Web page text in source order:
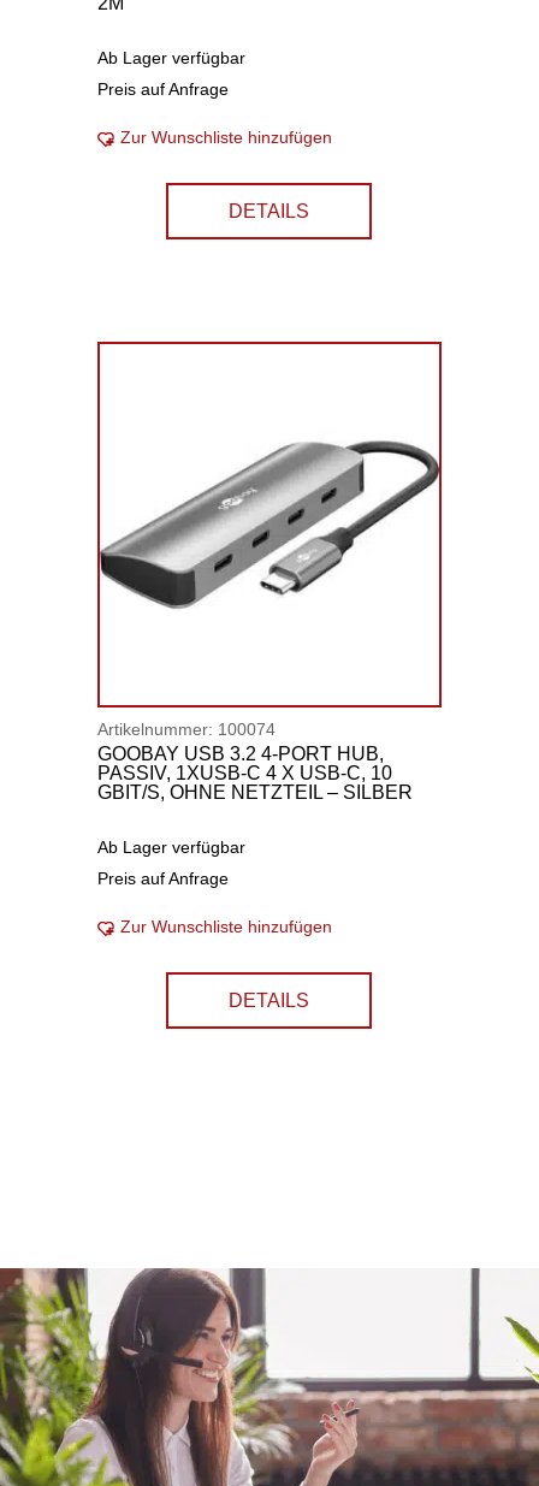
Ab Lager verfügbar
Preis auf Anfrage
Zur Wunschliste hinzufügen
DETAILS
Artikelnummer: 100074
GOOBAY USB 3.2 4-PORT HUB,
PASSIV, 1XUSB-C 4 X USB-C, 10
GBIT/S, OHNE NETZTEIL – SILBER
Ab Lager verfügbar
Preis auf Anfrage
Zur Wunschliste hinzufügen
DETAILS